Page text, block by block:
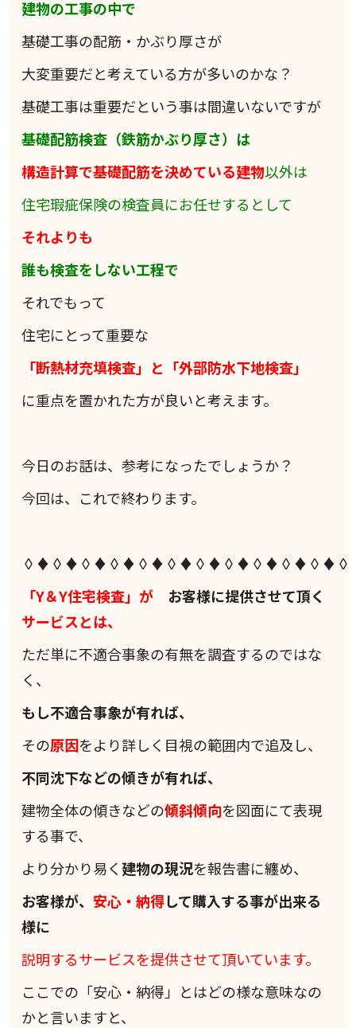
建物の工事の中で
基礎工事の配筋・かぶり厚さが
大変重要だと考えている方が多いのかな？
基礎工事は重要だという事は間違いないですが
基礎配筋検査（鉄筋かぶり厚さ）は
構造計算で基礎配筋を決めている建物以外は
住宅瑕疵保険の検査員にお任せするとして
それよりも
誰も検査をしない工程で
それでもって
住宅にとって重要な
「断熱材充填検査」と「外部防水下地検査」
に重点を置かれた方が良いと考えます。
今日のお話は、参考になったでしょうか？
今回は、これで終わります。
「Y＆Y住宅検査」が お客様に提供させて頂く
サービスとは、
ただ単に不適合事象の有無を調査するのではな
く、
もし不適合事象が有れば、
その原因をより詳しく目視の範囲内で追及し、
不同沈下などの傾きが有れば、
建物全体の傾きなどの傾斜傾向を図面にて表現
する事で、
より分かり易く 建物の現況を報告書に纏め、
お客様が、 安心・納得して購入する事が出来る
様に
説明するサービスを提供させて頂いています。
ここでの「安心・納得」とはどの様な意味なの
かと言いますと、